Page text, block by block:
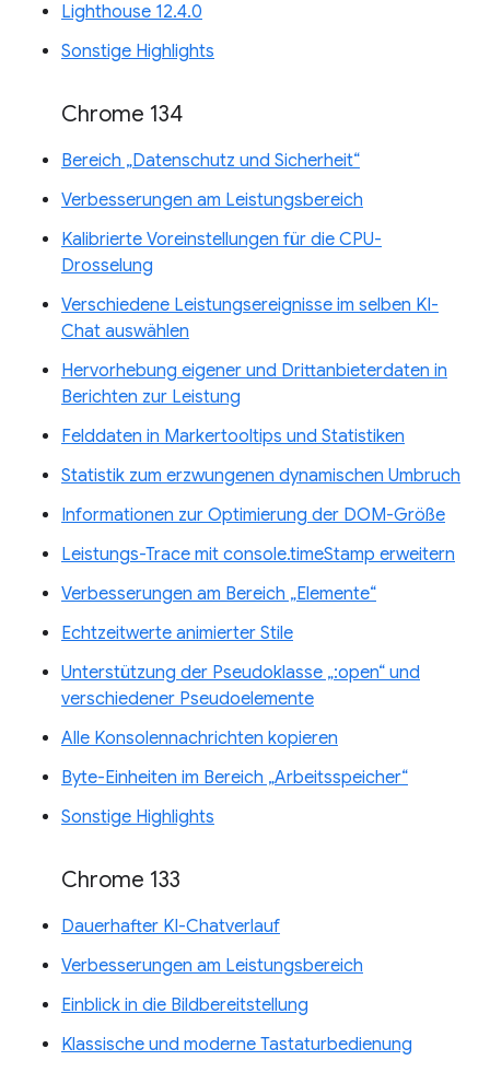
Lighthouse 12.4.0
Sonstige Highlights
Chrome 134
Bereich „Datenschutz und Sicherheit“
Verbesserungen am Leistungsbereich
Kalibrierte Voreinstellungen für die CPU-
Drosselung
Verschiedene Leistungsereignisse im selben KI-
Chat auswählen
Hervorhebung eigener und Drittanbieterdaten in
Berichten zur Leistung
Felddaten in Markertooltips und Statistiken
Statistik zum erzwungenen dynamischen Umbruch
Informationen zur Optimierung der DOM-Größe
Leistungs-Trace mit console.timeStamp erweitern
Verbesserungen am Bereich „Elemente“
Echtzeitwerte animierter Stile
Unterstützung der Pseudoklasse „:open“ und
verschiedener Pseudoelemente
Alle Konsolennachrichten kopieren
Byte-Einheiten im Bereich „Arbeitsspeicher“
Sonstige Highlights
Chrome 133
Dauerhafter KI-Chatverlauf
Verbesserungen am Leistungsbereich
Einblick in die Bildbereitstellung
Klassische und moderne Tastaturbedienung